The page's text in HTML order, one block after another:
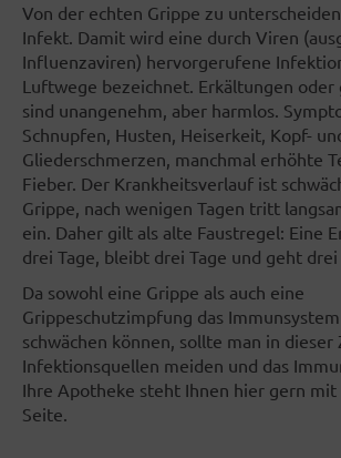
Von der echten Grippe zu
Infekt. Damit wird eine durch Viren
Influenzaviren) hervorgerufene
Luftwege bezeichnet. Erkältungen
sind unangenehm, aber harmlos.
Schnupfen, Husten, Heiserkeit, Kopf-
Gliederschmerzen, manchmal erhöhte
Fieber. Der Krankheitsverlauf ist
Grippe, nach wenigen Tagen tritt
ein. Daher gilt als alte Faustregel: Eine
drei Tage, bleibt drei Tage und geht drei
Da sowohl eine Grippe als auch eine
Grippeschutzimpfung das
schwächen können, sollte man in dieser
Infektionsquellen meiden und das
Ihre Apotheke steht Ihnen hier gern mit
Seite.